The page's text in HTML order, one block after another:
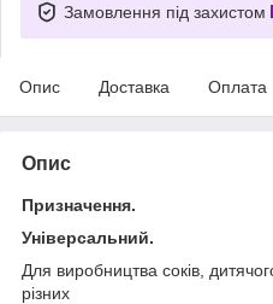
Замовлення під захистом
Опис Доставка Оплата
Опис
Призначення.
Універсальний.
Для виробництва соків,
різних